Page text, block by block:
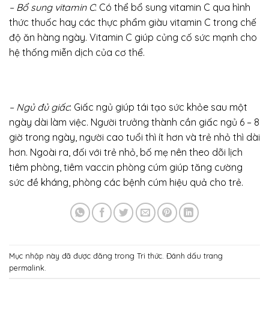
– Bổ sung vitamin C: Có thể bổ sung vitamin C qua hình
thức thuốc hay các thực phẩm giàu vitamin C trong chế
độ ăn hàng ngày. Vitamin C giúp củng cố sức mạnh cho
hệ thống miễn dịch của cơ thể.
– Ngủ đủ giấc: Giấc ngủ giúp tái tạo sức khỏe sau một
ngày dài làm việc. Người trưởng thành cần giấc ngủ 6 – 8
giờ trong ngày, người cao tuổi thì ít hơn và trẻ nhỏ thì dài
hơn. Ngoài ra, đối với trẻ nhỏ, bố mẹ nên theo dõi lịch
tiêm phòng, tiêm vaccin phòng cúm giúp tăng cường
sức đề kháng, phòng các bệnh cúm hiệu quả cho trẻ.
Mục nhập này đã được đăng trong Tri thức . Đánh dấu trang
permalink